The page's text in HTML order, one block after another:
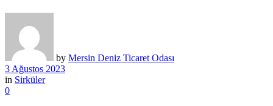
by Mersin Deniz Ticaret Odası
3 Ağustos 2023
in Sirküler
0